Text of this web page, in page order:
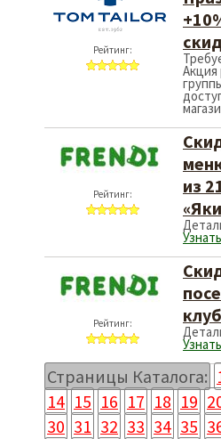
Рейтинг:
Акция
Рейтинг:
из
Рейтинг:
Страницы Каталога:
14 15 16 17 18 19
30 31 32 33 34 35